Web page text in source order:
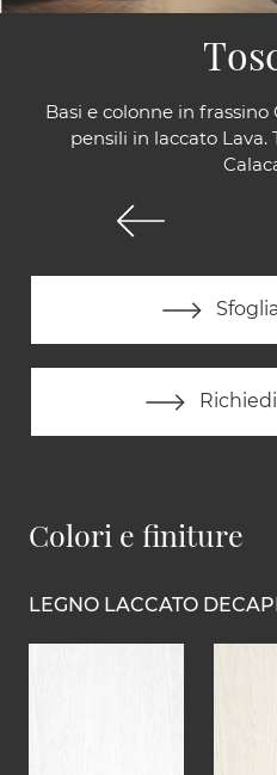
Basi e colonne in
pensili in laccato Lava.
Colori e finiture
LEGNO LACCATO